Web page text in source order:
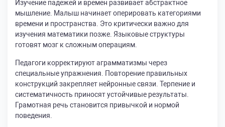
Изучение падежей и времен развивает абстрактное
мышление. Малыш начинает оперировать категориями
времени и пространства. Это критически важно для
изучения математики позже. Языковые структуры
готовят мозг к сложным операциям.
Педагоги корректируют аграмматизмы через
специальные упражнения. Повторение правильных
конструкций закрепляет нейронные связи. Терпение и
систематичность приносят устойчивые результаты.
Грамотная речь становится привычкой и нормой
поведения.